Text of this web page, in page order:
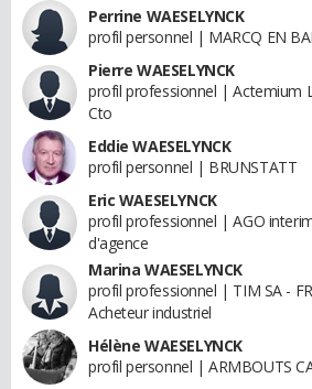
Perrine WAESELYNCK
profil personnel | MARCQ EN
Pierre WAESELYNCK
profil professionnel | Actemium
Cto
Eddie WAESELYNCK
profil personnel | BRUNSTATT
Eric WAESELYNCK
profil professionnel | AGO
d'agence
Marina WAESELYNCK
profil professionnel | TIM SA -
Acheteur industriel
Hélène WAESELYNCK
profil personnel | ARMBOUTS